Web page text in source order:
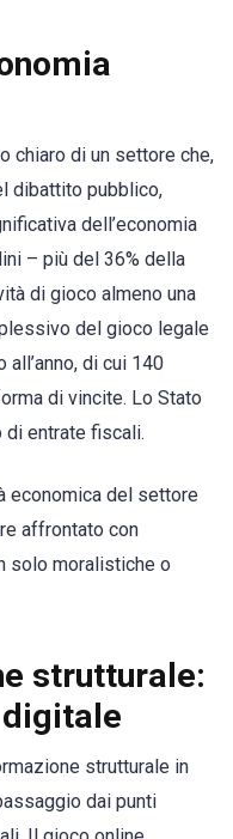
chiaro di un settore che,
dibattito pubblico,
dell’economia
– più del 36% della
di gioco almeno una
del gioco legale
di cui 140
di vincite. Lo Stato
di entrate fiscali.
economica del settore
affrontato con
solo moralistiche o
strutturale:
digitale
strutturale in
dai punti